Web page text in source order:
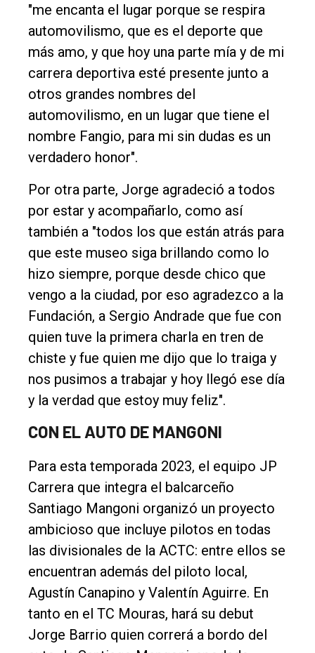
"me encanta el lugar porque se respira
automovilismo, que es el deporte que
más amo, y que hoy una parte mía y de mi
carrera deportiva esté presente junto a
otros grandes nombres del
automovilismo, en un lugar que tiene el
nombre Fangio, para mi sin dudas es un
verdadero honor".
Por otra parte, Jorge agradeció a todos
por estar y acompañarlo, como así
también a "todos los que están atrás para
que este museo siga brillando como lo
hizo siempre, porque desde chico que
vengo a la ciudad, por eso agradezco a la
Fundación, a Sergio Andrade que fue con
quien tuve la primera charla en tren de
chiste y fue quien me dijo que lo traiga y
nos pusimos a trabajar y hoy llegó ese día
y la verdad que estoy muy feliz".
CON EL AUTO DE MANGONI
Para esta temporada 2023, el equipo JP
Carrera que integra el balcarceño
Santiago Mangoni organizó un proyecto
ambicioso que incluye pilotos en todas
las divisionales de la ACTC: entre ellos se
encuentran además del piloto local,
Agustín Canapino y Valentín Aguirre. En
tanto en el TC Mouras, hará su debut
Jorge Barrio quien correrá a bordo del